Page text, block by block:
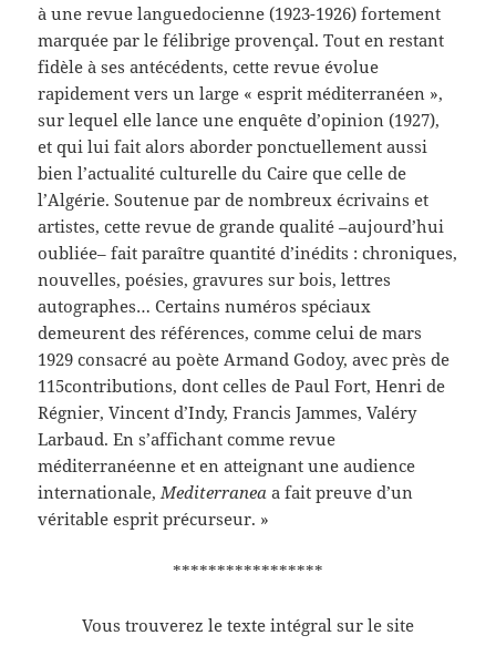
à une revue languedocienne (1923-1926) fortement
marquée par le félibrige provençal. Tout en restant
fidèle à ses antécédents, cette revue évolue
rapidement vers un large « esprit méditerranéen »,
sur lequel elle lance une enquête d’opinion (1927),
et qui lui fait alors aborder ponctuellement aussi
bien l’actualité culturelle du Caire que celle de
l’Algérie. Soutenue par de nombreux écrivains et
artistes, cette revue de grande qualité –aujourd’hui
oubliée– fait paraître quantité d’inédits : chroniques,
nouvelles, poésies, gravures sur bois, lettres
autographes… Certains numéros spéciaux
demeurent des références, comme celui de mars
1929 consacré au poète Armand Godoy, avec près de
115contributions, dont celles de Paul Fort, Henri de
Régnier, Vincent d’Indy, Francis Jammes, Valéry
Larbaud. En s’affichant comme revue
méditerranéenne et en atteignant une audience
internationale,Mediterraneaa fait preuve d’un
véritable esprit précurseur. »
*****************
Vous trouverez le texte intégral sur le site